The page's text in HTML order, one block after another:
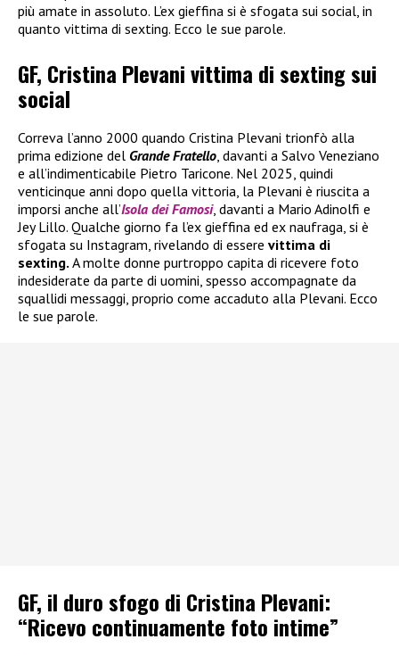
più amate in assoluto. L’ex gieffina si è sfogata sui social, in
quanto vittima di sexting. Ecco le sue parole.
GF, Cristina Plevani vittima di sexting sui
social
Correva l’anno 2000 quando Cristina Plevani trionfò alla
prima edizione del Grande Fratello , davanti a Salvo Veneziano
e all’indimenticabile Pietro Taricone. Nel 2025, quindi
venticinque anni dopo quella vittoria, la Plevani è riuscita a
imporsi anche all’Isola dei Famosi, davanti a Mario Adinolfi e
Jey Lillo. Qualche giorno fa l’ex gieffina ed ex naufraga, si è
sfogata su Instagram, rivelando di essere vittima di
sexting. A molte donne purtroppo capita di ricevere foto
indesiderate da parte di uomini, spesso accompagnate da
squallidi messaggi, proprio come accaduto alla Plevani. Ecco
le sue parole.
GF, il duro sfogo di Cristina Plevani:
“Ricevo continuamente foto intime”